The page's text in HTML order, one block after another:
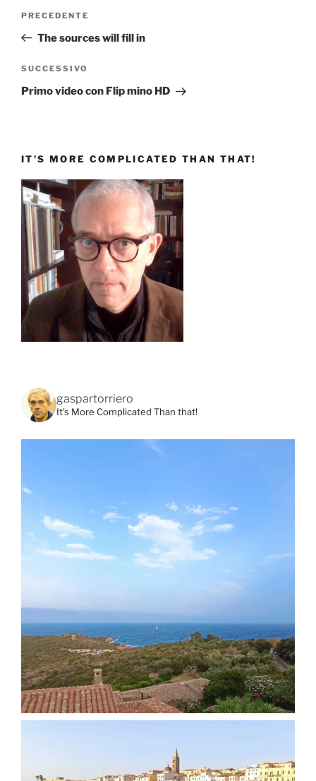
Articolo
precedente:
PRECEDENTE
The sources will fill in
Articolo
successivo
SUCCESSIVO
Primo video con Flip mino HD
IT’S MORE COMPLICATED THAN THAT!
gaspartorriero
It's More Complicated Than that!